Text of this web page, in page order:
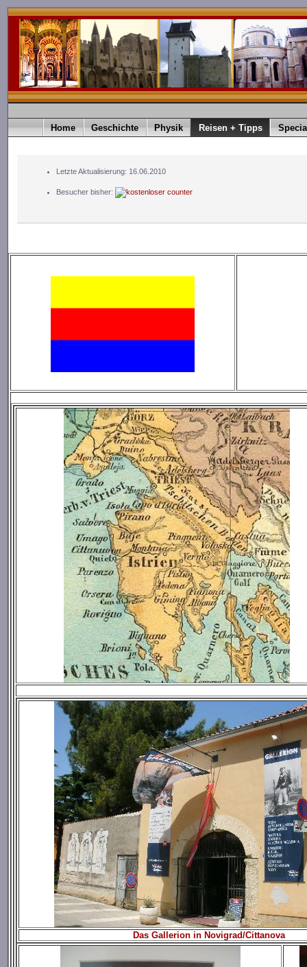
Home Geschichte Physik Reisen + Tipps
Letzte Aktualisierung: 16.06.2010
Besucher bisher:
Das Gallerion in Novigrad/Cittanova